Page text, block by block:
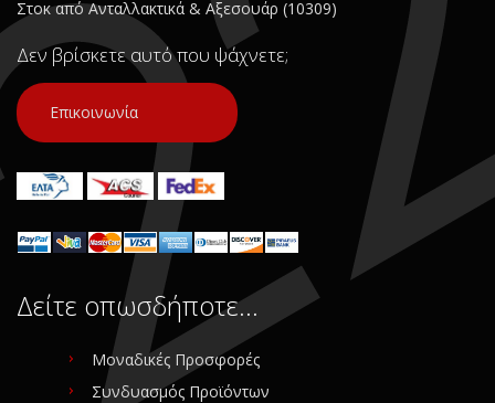
Στοκ από Ανταλλακτικά & Αξεσουάρ (10309)
Δεν βρίσκετε αυτό που ψάχνετε;
Επικοινωνία
Δείτε οπωσδήποτε…
Μοναδικές Προσφορές
Συνδυασμός Προϊόντων